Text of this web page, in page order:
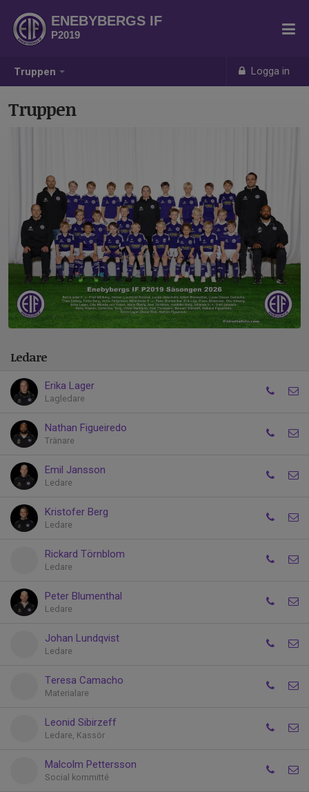
Truppen Logga in
ENEBYBERGS IF
P2019
Truppen
Ledare
Erika Lager
Lagledare
Nathan Figueiredo
Tränare
Emil Jansson
Ledare
Kristofer Berg
Ledare
Rickard Törnblom
Ledare
Peter Blumenthal
Ledare
Johan Lundqvist
Ledare
Teresa Camacho
Materialare
Leonid Sibirzeff
Ledare, Kassör
Malcolm Pettersson
Social kommitté